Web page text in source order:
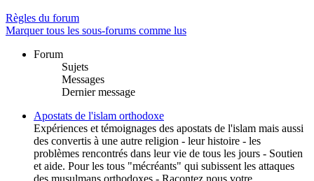
Règles du forum
Marquer tous les sous-forums comme lus
Forum
Sujets
Messages
Dernier message
Apostats de l'islam orthodoxe
Expériences et témoignages des apostats de l'islam mais aussi
des convertis à une autre religion - leur histoire - les
problèmes rencontrés dans leur vie de tous les jours - Soutien
et aide. Pour les tous "mécréants" qui subissent les attaques
des musulmans orthodoxes - Racontez nous votre